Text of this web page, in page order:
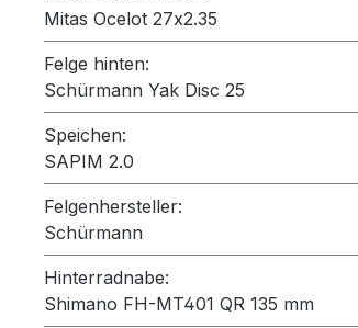
Mitas Ocelot 27x2.35
Felge hinten:
Schürmann Yak Disc 25
Speichen:
SAPIM 2.0
Felgenhersteller:
Schürmann
Hinterradnabe:
Shimano FH-MT401 QR 135 mm